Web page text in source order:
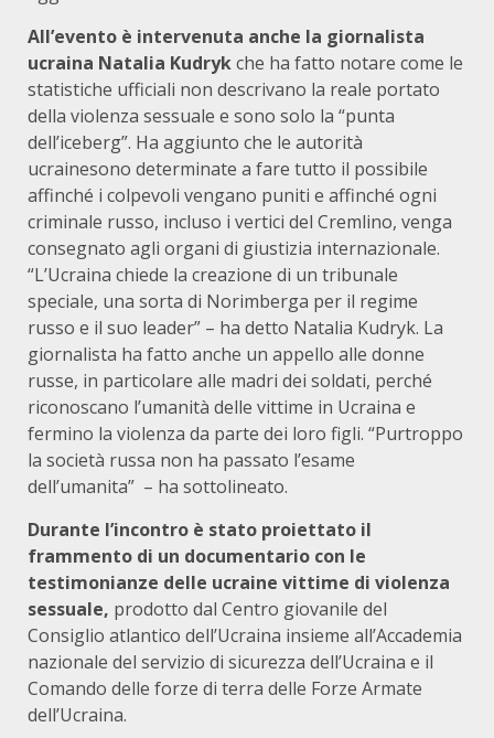
All’evento è intervenuta anche la giornalista
ucraina Natalia Kudrykche ha fatto notare come le
statistiche ufficiali non descrivano la reale portato
della violenza sessuale e sono solo la “punta
dell’iceberg”. Ha aggiunto che le autorità
ucrainesono determinate a fare tutto il possibile
affinché i colpevoli vengano puniti e affinché ogni
criminale russo, incluso i vertici del Cremlino, venga
consegnato agli organi di giustizia internazionale.
“L’Ucraina chiede la creazione di un tribunale
speciale, una sorta di Norimberga per il regime
russo e il suo leader” – ha detto Natalia Kudryk. La
giornalista ha fatto anche un appello alle donne
russe, in particolare alle madri dei soldati, perché
riconoscano l’umanità delle vittime in Ucraina e
fermino la violenza da parte dei loro figli. “Purtroppo
la società russa non ha passato l’esame
dell’umanita” – ha sottolineato.
Durante l’incontro è stato proiettato il
frammento di un documentario con le
testimonianze delle ucraine vittime di violenza
sessuale, prodotto dal Centro giovanile del
Consiglio atlantico dell’Ucraina insieme all’Accademia
nazionale del servizio di sicurezza dell’Ucraina e il
Comando delle forze di terra delle Forze Armate
dell’Ucraina.